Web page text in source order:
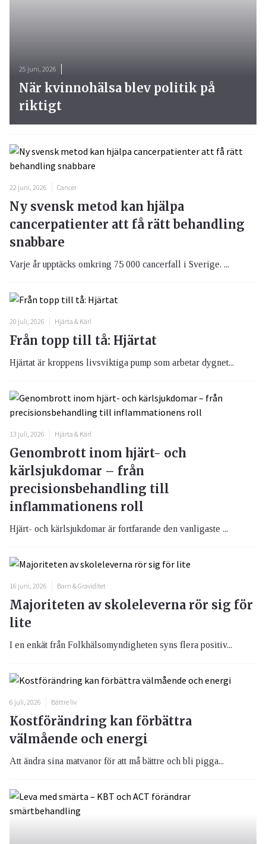
25 juni, 2026
När kvinnohälsa blev politik på
riktigt
22 juni, 2026 Cancer
Ny svensk metod kan hjälpa
cancerpatienter att få rätt behandling
snabbare
Varje år upptäcks omkring 75 000 cancerfall i Sverige. ...
20 juli, 2026 Hjärta & Kärl
Från topp till tå: Hjärtat
Hjärtat är kroppens livsviktiga pump som arbetar dygnet...
13 juli, 2026 Hjärta & Kärl
Genombrott inom hjärt- och
kärlsjukdomar – från
precisionsbehandling till
inflammationens roll
Hjärt- och kärlsjukdomar är fortfarande den vanligaste ...
16 juni, 2026 Barn & Graviditet
Majoriteten av skoleleverna rör sig för
lite
I en enkät från Folkhälsomyndigheten syns flera positiv...
6 juli, 2026 Bättre liv
Kostförändring kan förbättra
välmående och energi
Att ändra sina matvanor för att må bättre och bli pigga...